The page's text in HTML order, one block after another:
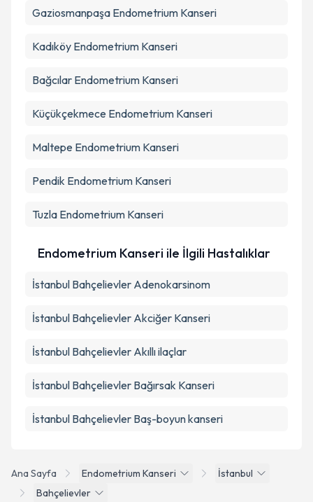
Ana Sayfa Endometrium Kanseri
İstanbul
Bahçelievler
Gaziosmanpaşa Endometrium Kanseri
Kadıköy Endometrium Kanseri
Bağcılar Endometrium Kanseri
Küçükçekmece Endometrium Kanseri
Maltepe Endometrium Kanseri
Pendik Endometrium Kanseri
Tuzla Endometrium Kanseri
Endometrium Kanseri ile İlgili Hastalıklar
İstanbul Bahçelievler Adenokarsinom
İstanbul Bahçelievler Akciğer Kanseri
İstanbul Bahçelievler Akıllı ilaçlar
İstanbul Bahçelievler Bağırsak Kanseri
İstanbul Bahçelievler Baş-boyun kanseri